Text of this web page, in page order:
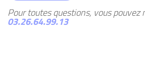
Pour toutes questions, vous pouvez
03.26.64.99.13